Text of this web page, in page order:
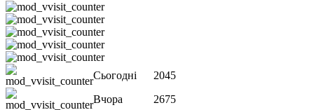
Сьогодні
2045
Вчора
2675